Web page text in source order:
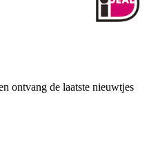
ontvang de laatste nieuwtjes